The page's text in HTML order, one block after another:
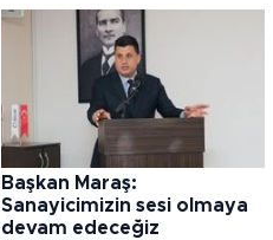
Başkan Maraş:
Sanayicimizin sesi olmaya
devam edeceğiz